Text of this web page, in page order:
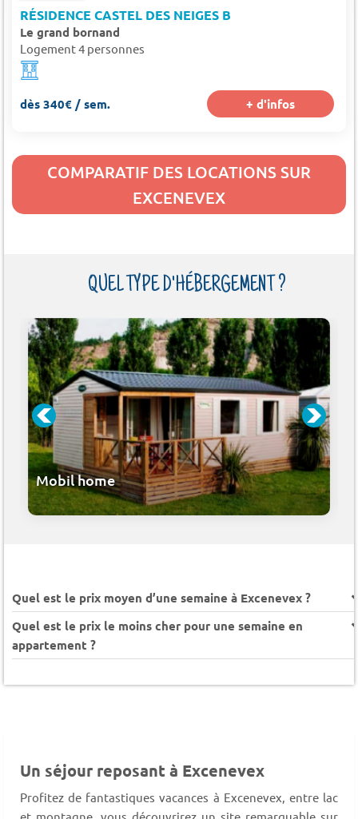
RÉSIDENCE CASTEL DES NEIGES B
Le grand bornand
Logement 4 personnes
dès 340€ / sem. + d'infos
COMPARATIF DES LOCATIONS SUR
EXCENEVEX
QUEL TYPE D'HÉBERGEMENT ?
Mobil home
Quel est le prix moyen d’une semaine à Excenevex ?
Quel est le prix le moins cher pour une semaine en
appartement ?
Un séjour reposant à Excenevex
Profitez de fantastiques vacances à Excenevex, entre lac